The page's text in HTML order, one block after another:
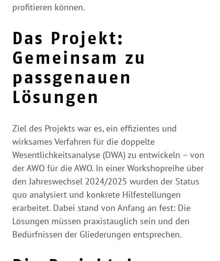
profitieren können.
Das Projekt:
Gemeinsam zu
passgenauen
Lösungen
Ziel des Projekts war es, ein effizientes und
wirksames Verfahren für die doppelte
Wesentlichkeitsanalyse (DWA) zu entwickeln – von
der AWO für die AWO. In einer Workshopreihe über
den Jahreswechsel 2024/2025 wurden der Status
quo analysiert und konkrete Hilfestellungen
erarbeitet. Dabei stand von Anfang an fest: Die
Lösungen müssen praxistauglich sein und den
Bedürfnissen der Gliederungen entsprechen.